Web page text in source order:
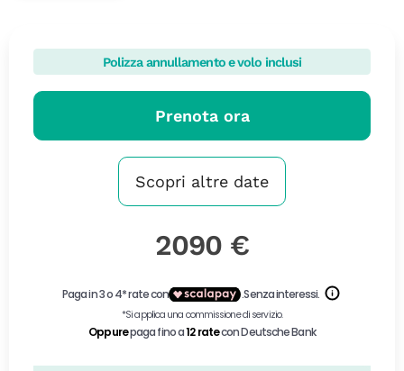
Polizza annullamento e volo inclusi
Prenota ora
Scopri altre date
2090 €